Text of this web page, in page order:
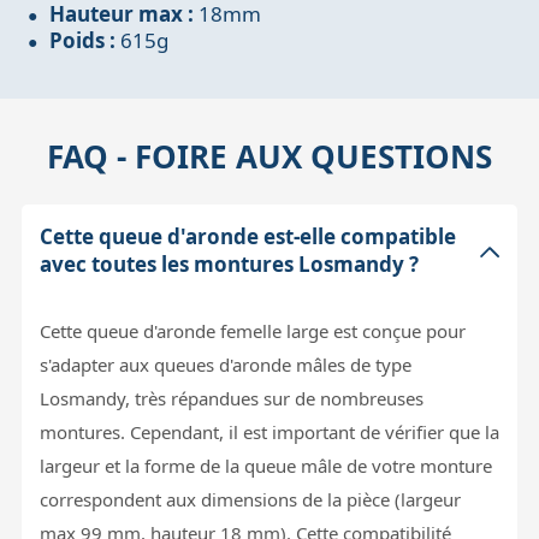
Hauteur max : 18mm
Poids : 615g
FAQ - FOIRE AUX QUESTIONS
Cette queue d'aronde est-elle compatible
avec toutes les montures Losmandy ?
Cette queue d'aronde femelle large est conçue pour
s'adapter aux queues d'aronde mâles de type
Losmandy, très répandues sur de nombreuses
montures. Cependant, il est important de vérifier que la
largeur et la forme de la queue mâle de votre monture
correspondent aux dimensions de la pièce (largeur
max 99 mm, hauteur 18 mm). Cette compatibilité